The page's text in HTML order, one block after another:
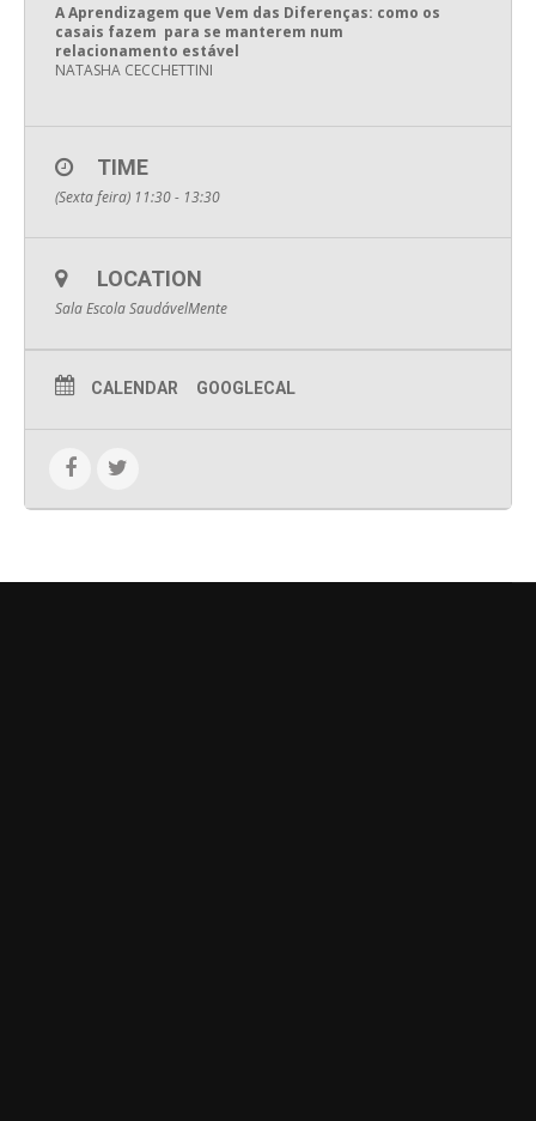
A Aprendizagem que Vem das Diferenças: como os
casais fazem para se manterem num
relacionamento estável
NATASHA CECCHETTINI
TIME
(Sexta feira) 11:30 - 13:30
LOCATION
Sala Escola SaudávelMente
CALENDAR GOOGLECAL